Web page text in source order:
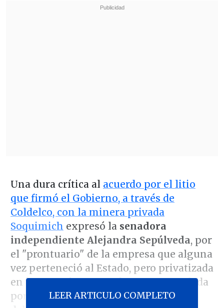
Una dura crítica al acuerdo por el litio
que firmó el Gobierno, a través de
Coldelco, con la minera privada
Soquimich expresó la senadora
independiente Alejandra Sepúlveda, por
el "prontuario" de la empresa que alguna
vez perteneció al Estado, pero privatizada
en los años '80, pasando a ser controlada
por Julio Ponce Lerou, entonces yerno
LEER ARTICULO COMPLETO